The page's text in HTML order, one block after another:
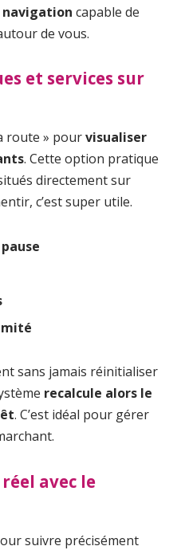
capable de
de vous.
et services sur
route » pourvisualiser
. Cette option pratique
directement sur
c’est super utile.
sans jamais réinitialiser
recalcule alors le
. C’est idéal pour gérer
avec le
suivre précisément